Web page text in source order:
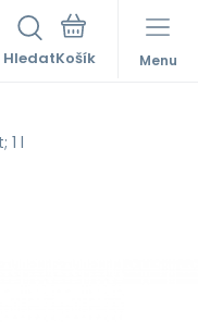
Hledat Menu
1 l